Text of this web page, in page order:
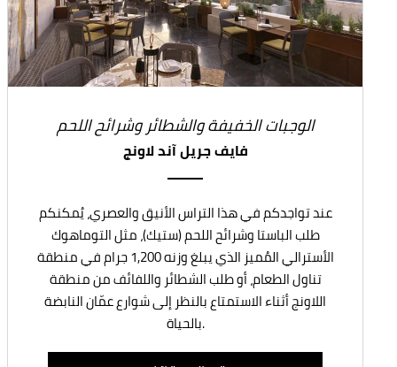
الوجبات الخفيفة والشطائر وشرائح اللحم
فايف جريل آند لاونج
عند تواجدكم في هذا التراس الأنيق والعصري، يُمكنكم
طلب الباستا وشرائح اللحم (ستيك)، مثل التوماهوك
الأسترالي المُميز الذي يبلغ وزنه 1,200 جرام في منطقة
تناول الطعام، أو طلب الشطائر واللفائف من منطقة
اللاونج أثناء الاستمتاع بالنظر إلى شوارع عمّان النابضة
بالحياة.